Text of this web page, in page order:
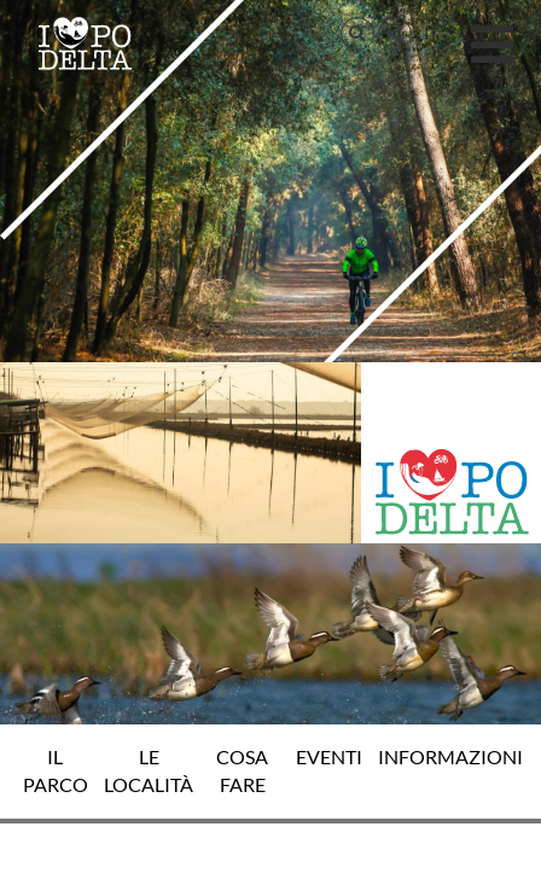
Delta del Po
Delta del Po
IT
IL
PARCO
LE
LOCALITÀ
COSA
FARE
EVENTI INFORMAZIONI